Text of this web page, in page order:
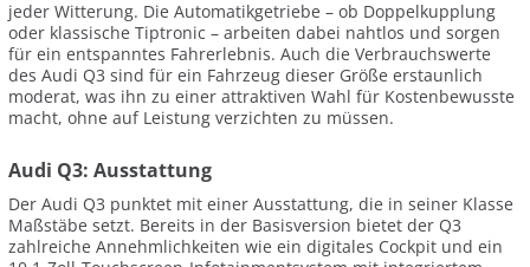
jeder Witterung. Die Automatikgetriebe – ob Doppelkupplung
oder klassische Tiptronic – arbeiten dabei nahtlos und sorgen
für ein entspanntes Fahrerlebnis. Auch die Verbrauchswerte
des Audi Q3 sind für ein Fahrzeug dieser Größe erstaunlich
moderat, was ihn zu einer attraktiven Wahl für Kostenbewusste
macht, ohne auf Leistung verzichten zu müssen.
Audi Q3: Ausstattung
Der Audi Q3 punktet mit einer Ausstattung, die in seiner Klasse
Maßstäbe setzt. Bereits in der Basisversion bietet der Q3
zahlreiche Annehmlichkeiten wie ein digitales Cockpit und ein